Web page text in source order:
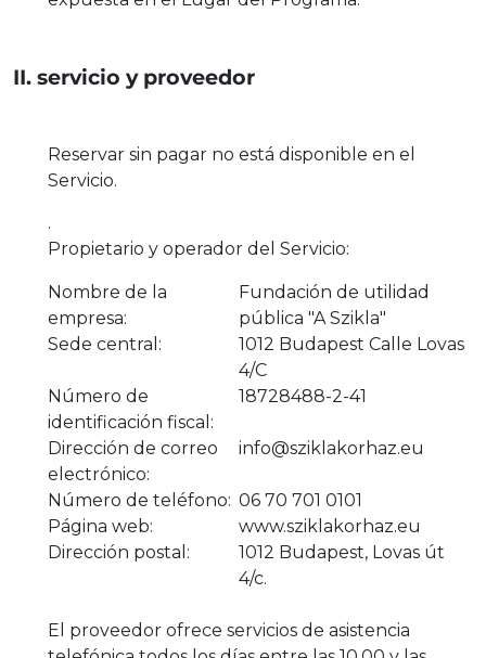
II. servicio y proveedor
Reservar sin pagar no está disponible en el
Servicio.
.
Propietario y operador del Servicio:
Nombre de la
empresa:
Fundación de utilidad
pública "A Szikla"
Sede central:
1012 Budapest Calle Lovas
4/C
Número de
identificación fiscal:
18728488-2-41
Dirección de correo
electrónico:
info@sziklakorhaz.eu
Número de teléfono: 06 70 701 0101
Página web:
www.sziklakorhaz.eu
Dirección postal:
1012 Budapest, Lovas út
4/c.
El proveedor ofrece servicios de asistencia